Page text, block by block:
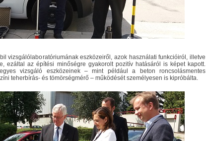
vizsgálólaboratóriumának eszközeiről, azok használati funkcióiról, illetve
ezáltal az építési minőségre gyakorolt pozitív hatásáról is képet kapott.
vizsgáló eszközeinek – mint például a beton roncsolásmentes
teherbírás- és tömörségmérő – működését személyesen is kipróbálta.